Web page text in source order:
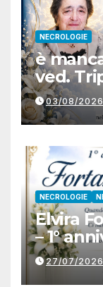
NECROLOGIE
è
ved.
03/08/2026
NECROLOGIE
Elvira
– 1°
27/07/